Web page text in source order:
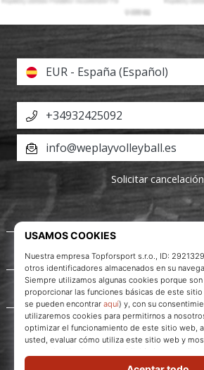
Acerca de nosotros
Servicio al cliente
EUR - España (Español)
+34932425092
info@weplayvolleyball.es
Solicitar cancelación